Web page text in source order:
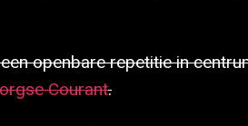
openbare repetitie in
Courant.